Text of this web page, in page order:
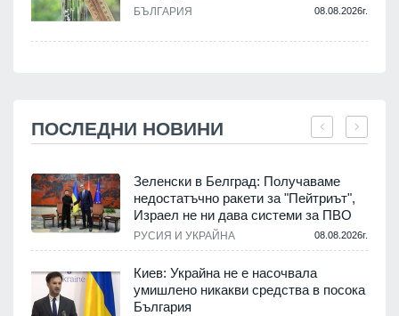
БЪЛГАРИЯ 08.08.2026г.
ПОСЛЕДНИ НОВИНИ
Зеленски в Белград: Получаваме
недостатъчно ракети за "Пейтриът",
Израел не ни дава системи за ПВО
РУСИЯ И УКРАЙНА 08.08.2026г.
Киев: Украйна не е насочвала
умишлено никакви средства в посока
България